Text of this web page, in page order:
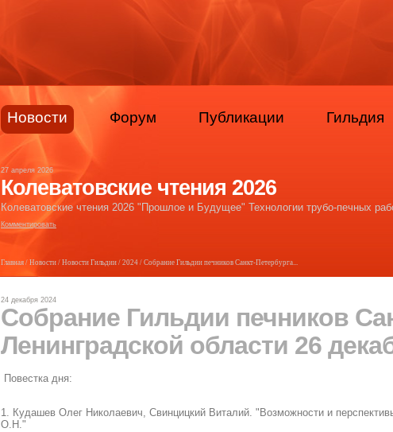
24 декабря 2024
Собрание Гильдии печников
Ленинградской области 26
Повестка дня:
1. Кудашев Олег Николаевич, Свинцицкий Виталий. "Возможности и
О.Н."
Главная/ Новости/ Новости Гильдии/ 2024/ Собрание Гильдии печников Санкт-Петербурга...
Новости Форум Публикации Гильдия
27 апреля 2026
Колеватовские чтения 2026
Колеватовские чтения 2026 "Прошлое и Будущее" Технологии трубо-печных
Комментировать